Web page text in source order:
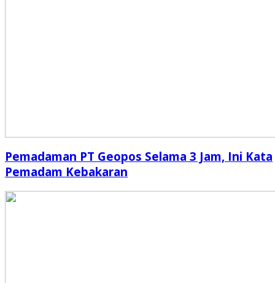
Pemadaman PT Geopos Selama 3 Jam, Ini Kata
Pemadam Kebakaran